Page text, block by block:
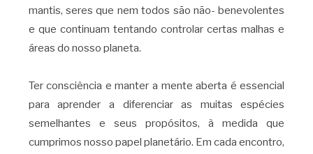
mantis, seres que nem todos são não- benevolentes
e que continuam tentando controlar certas malhas e
áreas do nosso planeta.
Ter consciência e manter a mente aberta é essencial
para aprender a diferenciar as muitas espécies
semelhantes e seus propósitos, à medida que
cumprimos nosso papel planetário. Em cada encontro,